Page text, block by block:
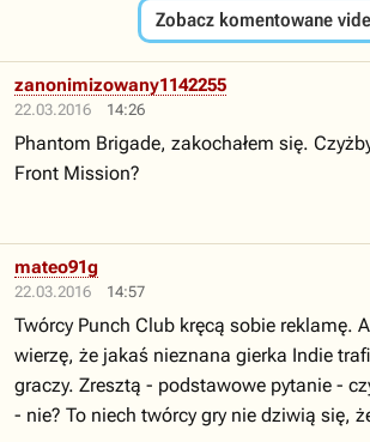
Zobacz komentowane
22.03.2016 14:26
zanonimizowany1142255
Phantom Brigade, zakochałem się.
Front Mission?
22.03.2016 14:57
mateo91g
Twórcy Punch Club kręcą sobie reklamę.
wierzę, że jakaś nieznana gierka Indie
graczy. Zresztą - podstawowe pytanie -
- nie? To niech twórcy gry nie dziwią się,